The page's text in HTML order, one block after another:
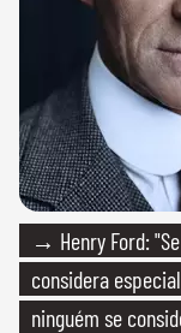
→ Henry Ford:
considera
ninguém se